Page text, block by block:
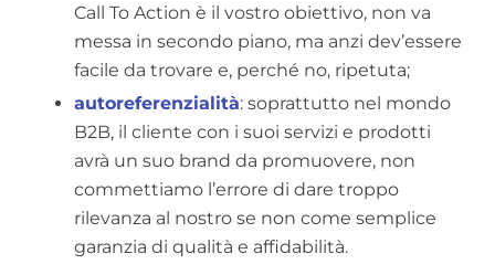
Call To Action è il vostro obiettivo, non va
messa in secondo piano, ma anzi dev’essere
facile da trovare e, perché no, ripetuta;
autoreferenzialità: soprattutto nel mondo
B2B, il cliente con i suoi servizi e prodotti
avrà un suo brand da promuovere, non
commettiamo l’errore di dare troppo
rilevanza al nostro se non come semplice
garanzia di qualità e affidabilità.